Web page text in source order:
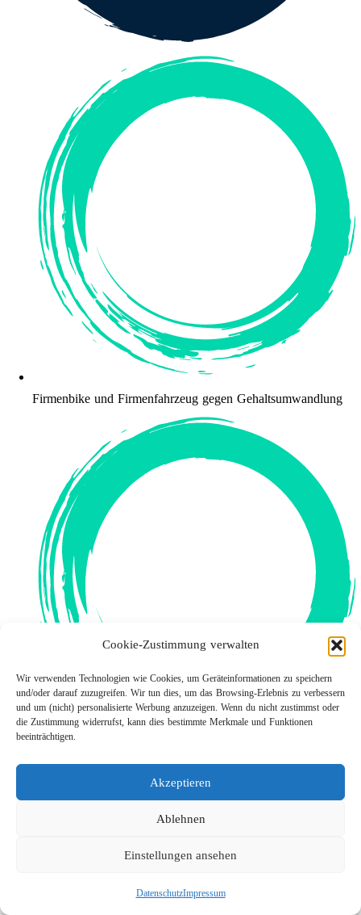
Cookie-Zustimmung verwalten
Wir verwenden Technologien wie Cookies, um Geräteinformationen zu speichern
und/oder darauf zuzugreifen. Wir tun dies, um das Browsing-Erlebnis zu verbessern
und um (nicht) personalisierte Werbung anzuzeigen. Wenn du nicht zustimmst oder
die Zustimmung widerrufst, kann dies bestimmte Merkmale und Funktionen
beeinträchtigen.
Akzeptieren
Ablehnen
Einstellungen ansehen
DatenschutzImpressum
Firmenbike und Firmenfahrzeug gegen Gehaltsumwandlung